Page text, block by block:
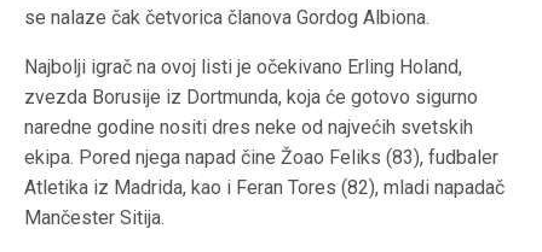
se nalaze čak četvorica članova Gordog Albiona.
Najbolji igrač na ovoj listi je očekivano Erling Holand,
zvezda Borusije iz Dortmunda, koja će gotovo sigurno
naredne godine nositi dres neke od najvećih svetskih
ekipa. Pored njega napad čine Žoao Feliks (83), fudbaler
Atletika iz Madrida, kao i Feran Tores (82), mladi napadač
Mančester Sitija.